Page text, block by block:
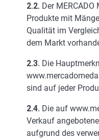
2.2. Der
Produkte mit
Qualität im
dem Markt
2.3. Die
sind auf jeder
2.4. Die auf
Verkauf
aufgrund des